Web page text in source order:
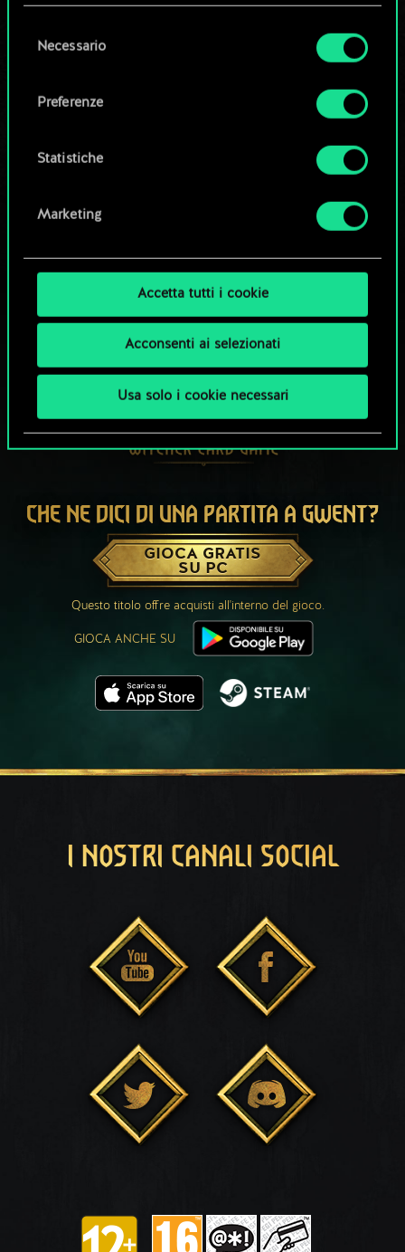
Tutti i dettagli su come utilizziamo i cookie e su
disponibili nel menu "Impostazioni" qui sotto.
delNecessario
Preferenze
Statistiche
Marketing
Accetta tutti i cookie
Acconsenti ai selezionati
Usa solo i cookie necessari
Esplora i mazzi della community
CHE NE DICI DI UNA PARTITA A GWENT?
GIOCA GRATIS
SU PC
Questo titolo offre acquisti all'interno del gioco.
GIOCA ANCHE SU
I NOSTRI CANALI SOCIAL